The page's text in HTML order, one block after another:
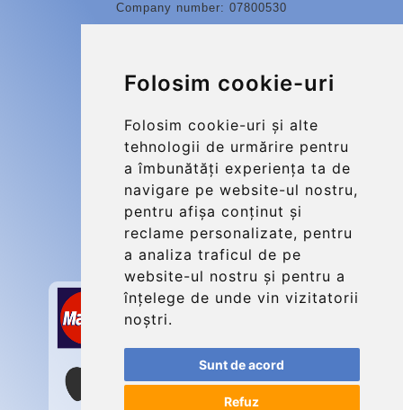
Folosim cookie-uri
Folosim cookie-uri și alte
tehnologii de urmărire pentru
a îmbunătăți experiența ta de
navigare pe website-ul nostru,
pentru afișa conținut și
reclame personalizate, pentru
a analiza traficul de pe
website-ul nostru și pentru a
înțelege de unde vin vizitatorii
noștri.
Sunt de acord
Refuz
Company number: 07800530
More
Update cookies preferences
Contact
info@charleroiexpress.be
Secure Payment with STRIPE